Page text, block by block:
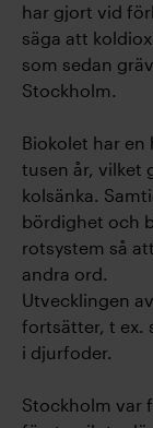
har gjort vid
säga att
som sedan
Stockholm.
Biokolet har
tusen år, vilket
kolsänka.
bördighet och
rotsystem så
andra ord.
Utvecklingen
fortsätter, t ex.
i djurfoder.
Stockholm var